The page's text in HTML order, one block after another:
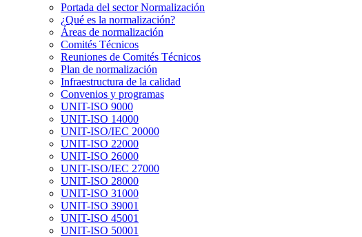
Portada del sectorNormalización
¿Qué es la normalización?
Áreas de normalización
Comités Técnicos
Reuniones de Comités Técnicos
Plan de normalización
Infraestructura de la calidad
Convenios y programas
UNIT-ISO 9000
UNIT-ISO 14000
UNIT-ISO/IEC 20000
UNIT-ISO 22000
UNIT-ISO 26000
UNIT-ISO/IEC 27000
UNIT-ISO 28000
UNIT-ISO 31000
UNIT-ISO 39001
UNIT-ISO 45001
UNIT-ISO 50001